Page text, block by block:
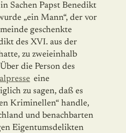
Sachen Papst Benedikt
„ein Mann“, der vor
geschenkte
des XVI. aus der
zu zweieinhalb
die Person des
eine
zu sagen, daß es
Kriminellen“ handle,
und benachbarten
Eigentumsdelikten